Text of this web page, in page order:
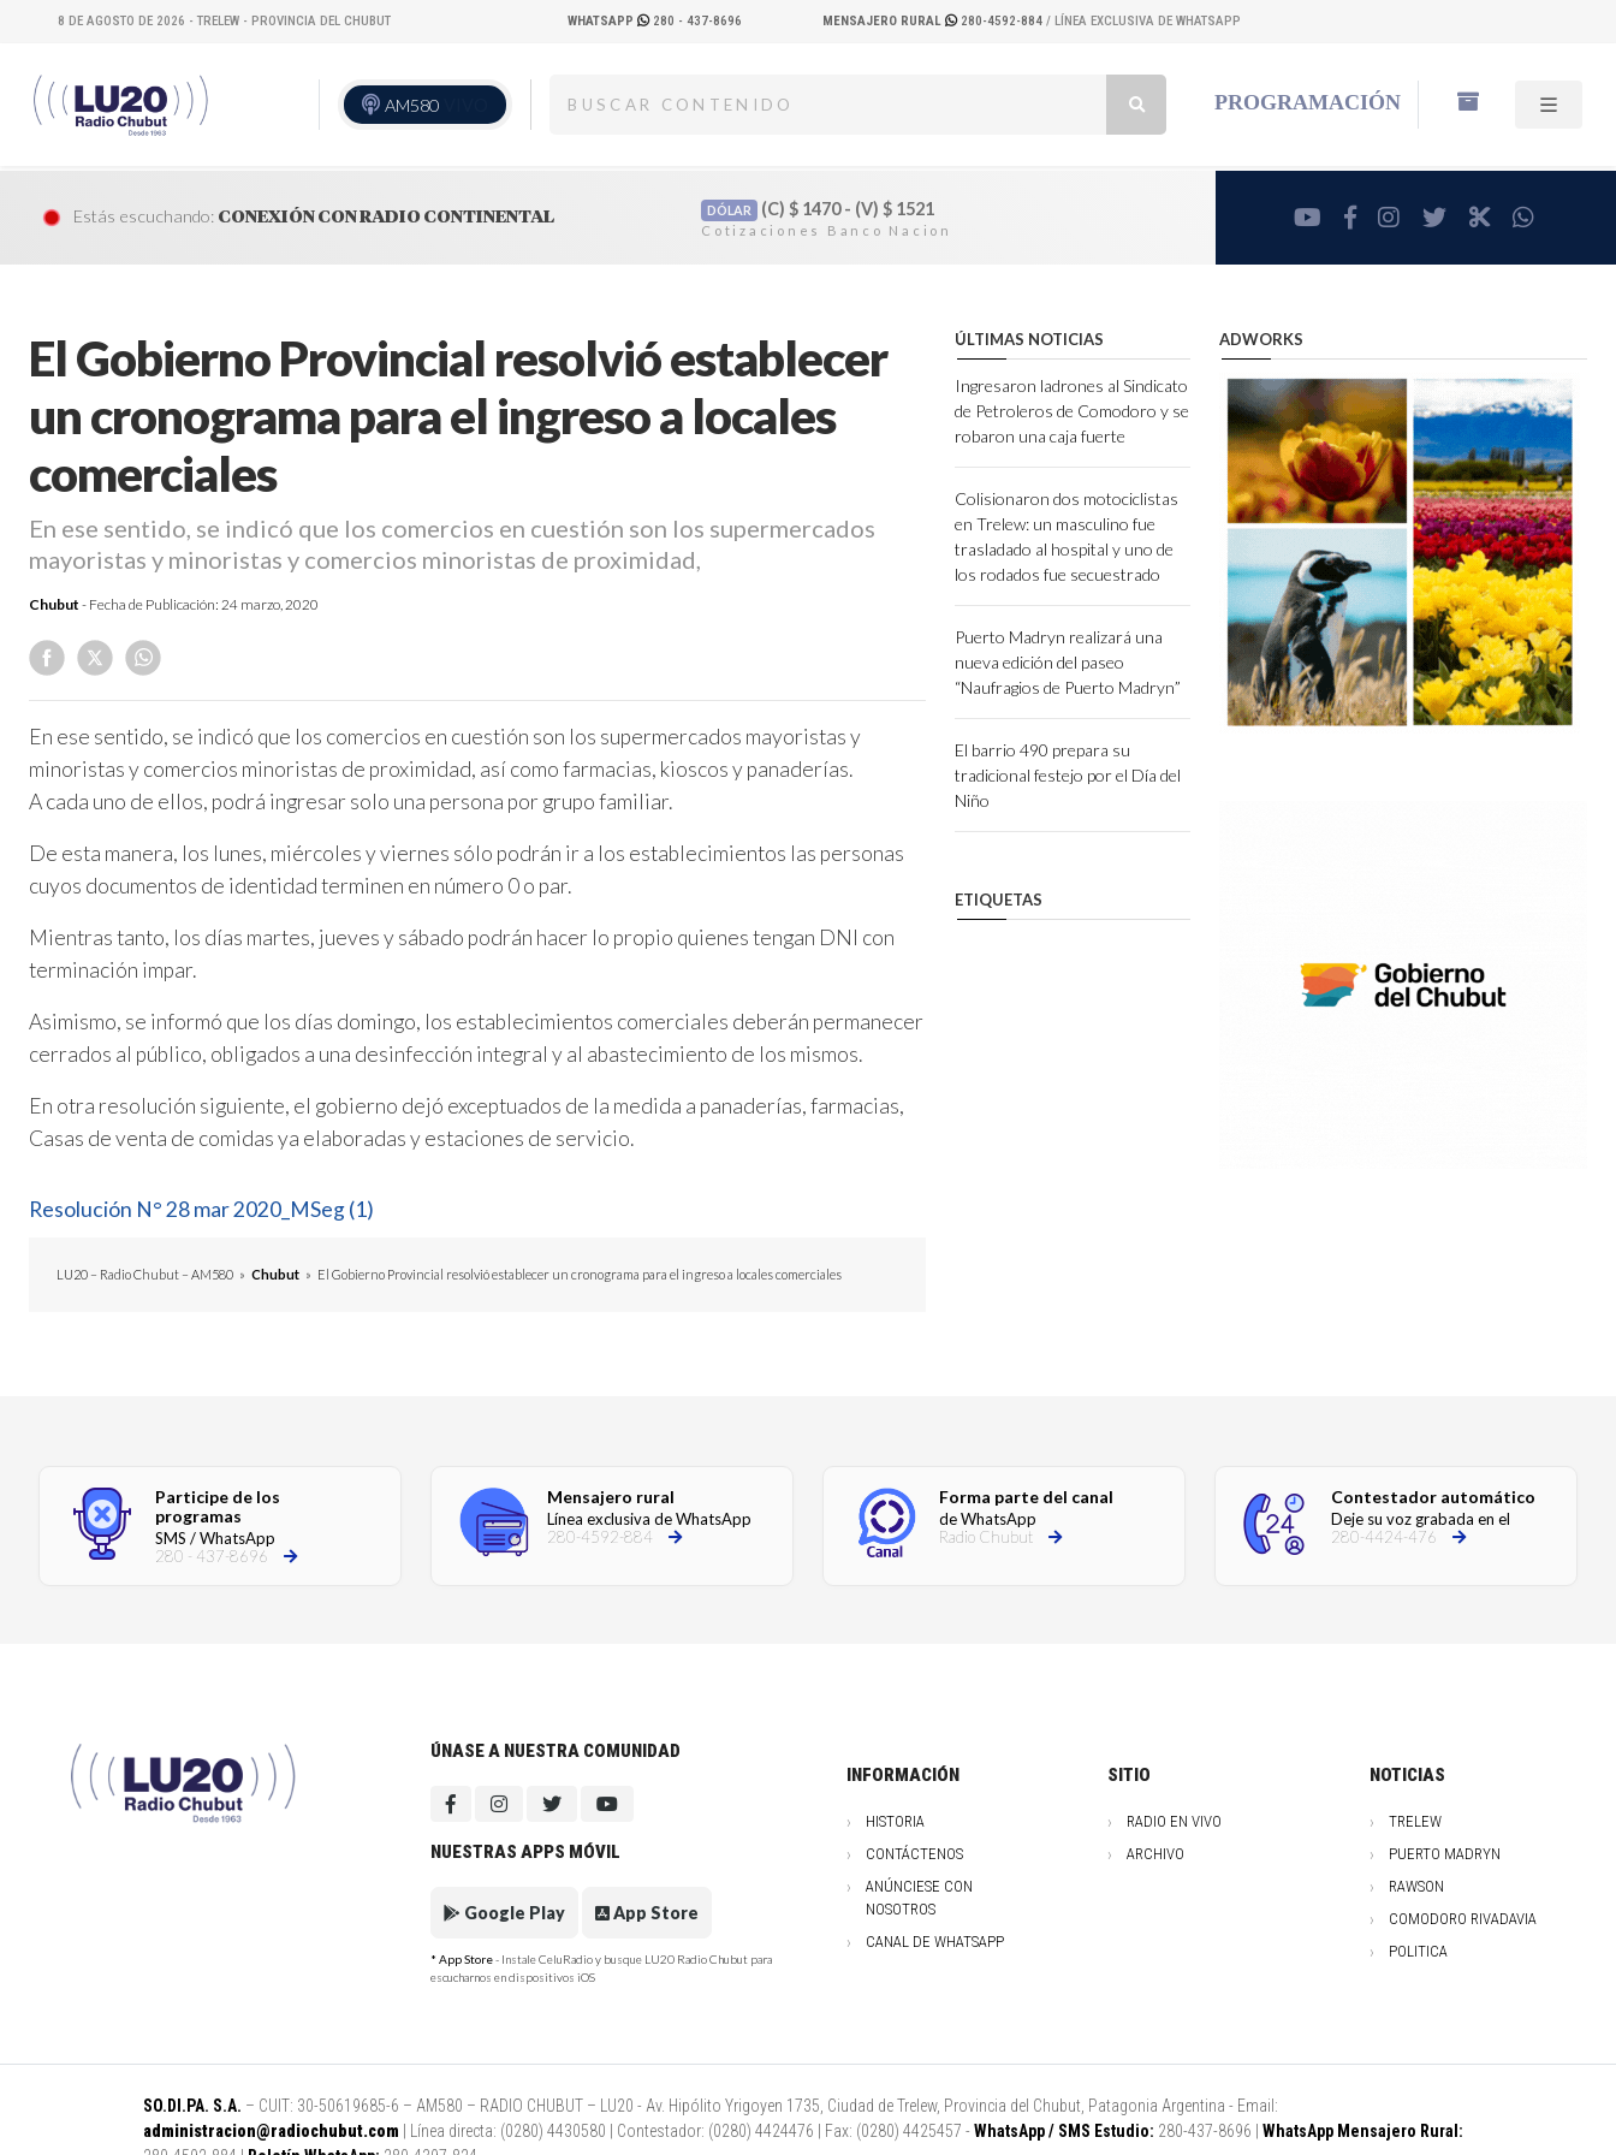
8 DE AGOSTO DE 2026 - TRELEW - PROVINCIA DEL CHUBUT WHATSAPP 280 - 437-8696 MENSAJERO RURAL 280-4592-884 / LÍNEA EXCLUSIVA DE WHATSAPP
AM580 PROGRAMACIÓN
Estás escuchando: CONEXIÓN CON RADIO CONTINENTAL DÓLAR (C) $1470 - (V) $1521 youtubefacebookinstagram
twitterRadioCut
El Gobierno Provincial resolvió establecer
un cronograma para el ingreso a locales
comerciales
En ese sentido, se indicó que los comercios en cuestión son los supermercados
mayoristas y minoristas y comercios minoristas de proximidad,
Chubut - Fecha de Publicación: 24 marzo, 2020
En ese sentido, se indicó que los comercios en cuestión son los supermercados mayoristas y
minoristas y comercios minoristas de proximidad, así como farmacias, kioscos y panaderías.
A cada uno de ellos, podrá ingresar solo una persona por grupo familiar.
De esta manera, los lunes, miércoles y viernes sólo podrán ir a los establecimientos las personas
cuyos documentos de identidad terminen en número 0 o par.
Mientras tanto, los días martes, jueves y sábado podrán hacer lo propio quienes tengan DNI con
terminación impar.
Asimismo, se informó que los días domingo, los establecimientos comerciales deberán permanecer
cerrados al público, obligados a una desinfección integral y al abastecimiento de los mismos.
En otra resolución siguiente, el gobierno dejó exceptuados de la medida a panaderías, farmacias,
Casas de venta de comidas ya elaboradas y estaciones de servicio.
Resolución N° 28 mar 2020_MSeg (1)
LU20 – Radio Chubut – AM580 » Chubut » El Gobierno Provincial resolvió establecer un cronograma para el ingreso a locales comerciales
ÚLTIMAS NOTICIAS
Ingresaron ladrones al Sindicato
de Petroleros de Comodoro y se
robaron una caja fuerte
Colisionaron dos motociclistas
en Trelew: un masculino fue
trasladado al hospital y uno de
los rodados fue secuestrado
Puerto Madryn realizará una
nueva edición del paseo
“Naufragios de Puerto Madryn”
El barrio 490 prepara su
tradicional festejo por el Día del
Niño
ETIQUETAS
ADWORKS
Participe de los
programas
SMS / WhatsApp
280 - 437-8696
Mensajero rural
Línea exclusiva de WhatsApp
280-4592-884
Forma parte del canal
de WhatsApp
Radio Chubut
Contestador automático
Deje su voz grabada en el
280-4424-476
ÚNASE A NUESTRA COMUNIDAD
NUESTRAS APPS MÓVIL
Google Play App Store
* App Store- Instale CeluRadio y busque LU20 Radio Chubut para
escucharnos en dispositivos iOS
INFORMACIÓN
HISTORIA
CONTÁCTENOS
ANÚNCIESE CON
NOSOTROS
CANAL DE WHATSAPP
SITIO
RADIO EN VIVO
ARCHIVO
NOTICIAS
TRELEW
PUERTO MADRYN
RAWSON
COMODORO RIVADAVIA
POLITICA
SO.DI.PA. S.A. – CUIT: 30-50619685-6 – AM580 – RADIO CHUBUT – LU20 - Av. Hipólito Yrigoyen 1735, Ciudad de Trelew, Provincia del Chubut, Patagonia Argentina - Email:
administracion@radiochubut.com | Línea directa: (0280) 4430580 | Contestador: (0280) 4424476 | Fax: (0280) 4425457 - WhatsApp / SMS Estudio: 280-437-8696 | WhatsApp Mensajero Rural: